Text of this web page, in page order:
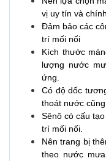
vị uy tín và
Đảm bảo các
trí mối nối
Kích thước
lượng nước
ứng.
Có độ dốc
thoát nước
Sênô có cấu
trí mối nối.
Nên trang bị
theo nước